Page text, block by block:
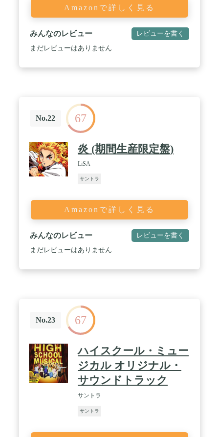
Amazonで詳しく見る
みんなのレビュー レビューを書く
まだレビューはありません
No.22 67
炎 (期間生産限定盤)
LiSA
サントラ
Amazonで詳しく見る
みんなのレビュー レビューを書く
まだレビューはありません
No.23 67
ハイスクール・ミュー
ジカル オリジナル・
サウンドトラック
サントラ
サントラ